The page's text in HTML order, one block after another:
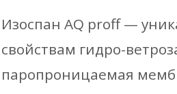
рул.)
Изоспан AQ proff —
свойствам гидро-
паропроницаемая